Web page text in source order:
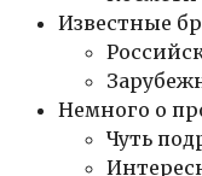
Известные
Немного о
Чуть